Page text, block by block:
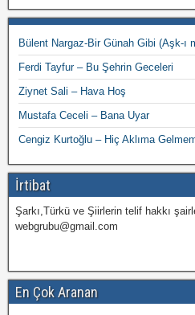
Bülent Nargaz-Bir Günah Gibi (Aşk-ı
Ferdi Tayfur – Bu Şehrin Geceleri
Ziynet Sali – Hava Hoş
Mustafa Ceceli – Bana Uyar
Cengiz Kurtoğlu – Hiç Aklıma
İrtibat
Şarkı,Türkü ve Şiirlerin telif hakkı
webgrubu@gmail.com
En Çok Aranan